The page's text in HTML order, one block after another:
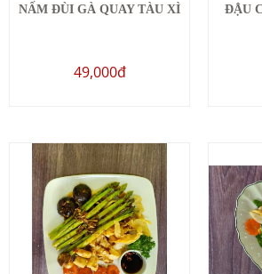
NẤM ĐÙI GÀ QUAY TÀU XÌ
49,000đ
ĐẬU